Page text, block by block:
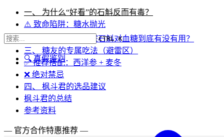
CTRL K
🔍 真假鉴别
一、 为什么“好看”的石斛反而有毒？
⚠️ 致命陷阱：糖水抛光
二、 科学视角：正宗石斛对血糖到底有没有用？
三、 糖友的专属吃法（避雷区）
✅ 推荐搭配：西洋参 + 麦冬
❌ 绝对禁忌
四、 枫斗君的选品建议
枫斗君的总结
参考资料
— 官方合作特惠推荐 —